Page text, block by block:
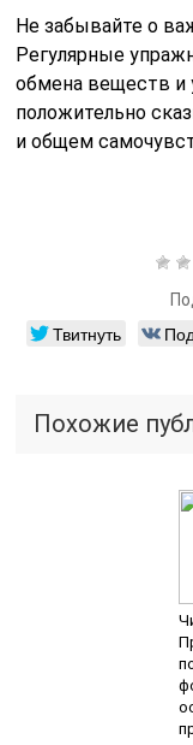
Не забывайте о
Регулярные
обмена веществ и
положительно
и общем
Твитнуть
Похожие